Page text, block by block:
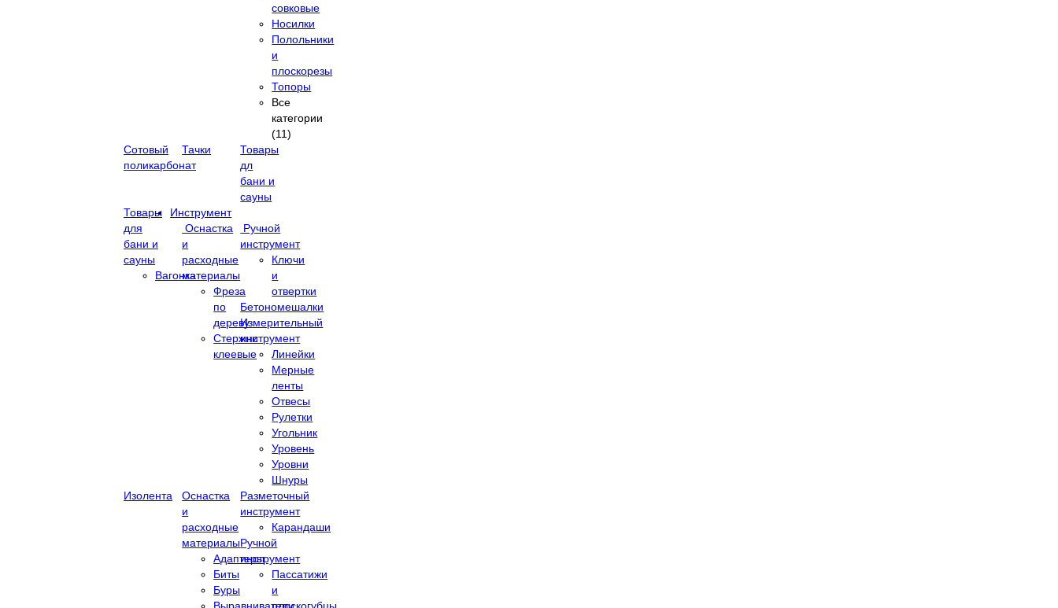
совковые
Носилки
Полольники
и
плоскорезы
Топоры
Все
категории
(11)
Сотовый
поликарбонат
Тачки
Товары
дл
бани и
сауны
Товары
для
бани и
сауны
Вагонка
Инструмент
Оснастка
и
расходные
материалы
Фреза
по
дереву
Стержни
клеевые
Ручной
инструмент
Ключи
и
отвертки
Бетономешалки
Измерительный
инструмент
Линейки
Мерные
ленты
Отвесы
Рулетки
Угольник
Уровень
Уровни
Шнуры
Изолента
Оснастка
и
расходные
материалы
Адаптеры
Биты
Буры
Разметочный
инструмент
Карандаши
Ручной
инструмент
Пассатижи
и